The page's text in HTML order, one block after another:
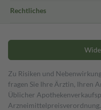
Rechtliches
Zu Risiken und
fragen Sie Ihre Ärztin, Ihren
Üblicher